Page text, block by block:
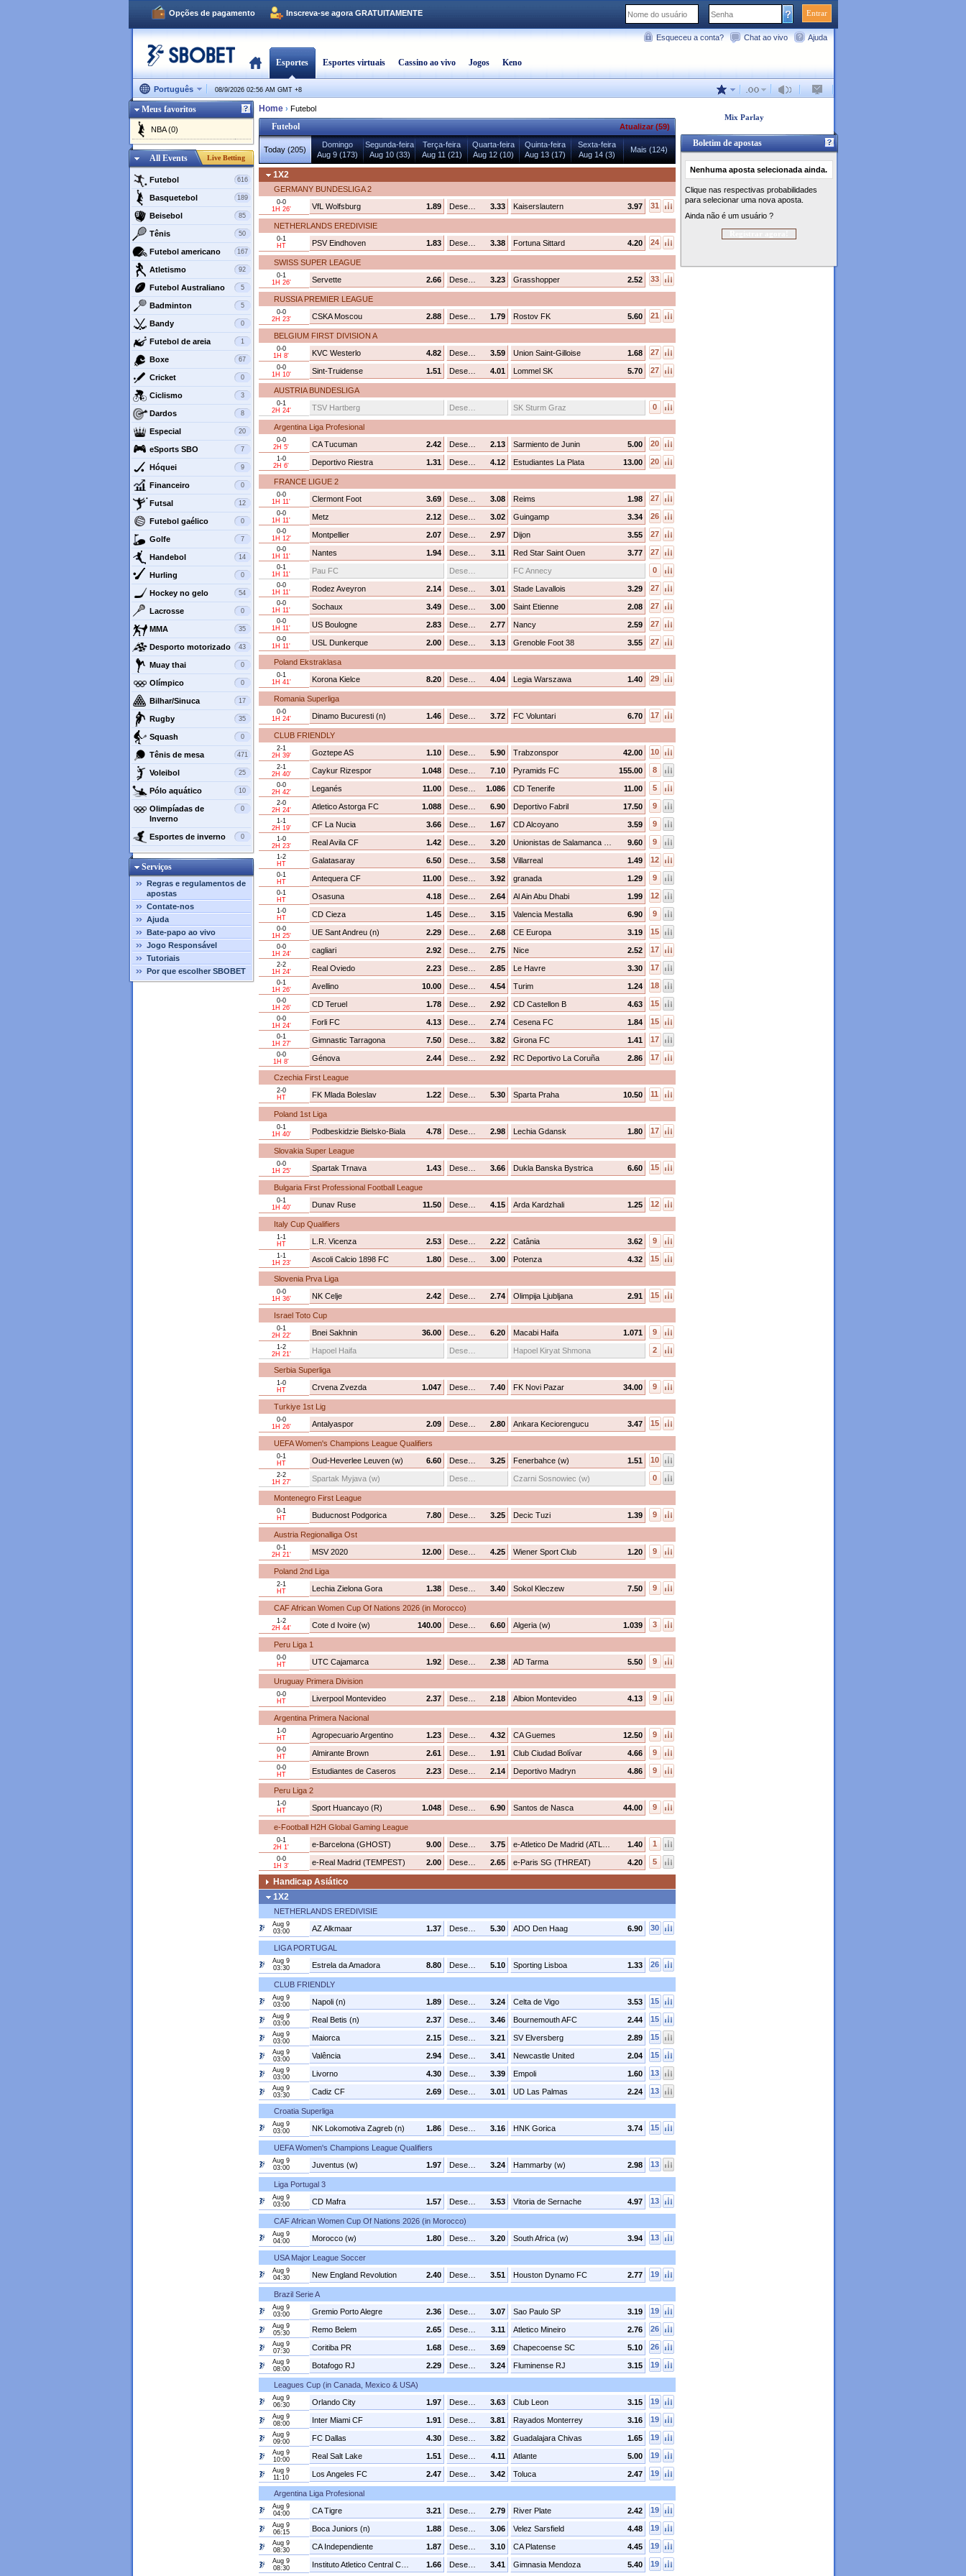
Entrar
Opções de pagamento Inscreva-se agora GRATUITAMENTE
Esqueceu a conta? Chat ao vivo Ajuda
Esportes Esportes virtuais Cassino ao vivo Jogos Keno
Português 08/9/2026 02:56 AM GMT +8
Meus favoritos
NBA (0)
All Events Live Betting
Futebol 616
Basquetebol 189
Beisebol 85
Tênis 50
Futebol americano 167
Atletismo 92
Futebol Australiano 5
Badminton 5
Bandy 0
Futebol de areia 1
Boxe 67
Cricket 0
Ciclismo 3
Dardos 8
Especial 20
eSports SBO 7
Hóquei 9
Financeiro 0
Futsal 12
Futebol gaélico 0
Golfe 7
Handebol 14
Hurling 0
Hockey no gelo 54
Lacrosse 0
MMA 35
Desporto motorizado 43
Muay thai 0
Olímpico 0
Bilhar/Sinuca 17
Rugby 35
Squash 0
Tênis de mesa 471
Voleibol 25
Pólo aquático 10
Olimpíadas de
Inverno
0
Esportes de inverno 0
Serviços
Regras e regulamentos de
apostas
Contate-nos
Ajuda
Bate-papo ao vivo
Jogo Responsável
Tutoriais
Por que escolher SBOBET
Home› Futebol
Futebol Atualizar (58)
Today (205)
Domingo
Aug 9 (173)
Segunda-feira
Aug 10 (33)
Terça-feira
Aug 11 (21)
Quarta-feira
Aug 12 (10)
Quinta-feira
Aug 13 (17)
Sexta-feira
Aug 14 (3)
Mais (124)
1X2
GERMANY BUNDESLIGA 2
0-0
1H 26'
1.89
VfL Wolfsburg 3.33
Desenhar 3.97
Kaiserslautern 31
NETHERLANDS EREDIVISIE
0-1
HT
1.83
PSV Eindhoven 3.38
Desenhar 4.20
Fortuna Sittard 24
SWISS SUPER LEAGUE
0-1
1H 26'
2.66
Servette 3.23
Desenhar 2.52
Grasshopper 33
RUSSIA PREMIER LEAGUE
0-0
2H 23'
2.88
CSKA Moscou 1.79
Desenhar 5.60
Rostov FK 21
BELGIUM FIRST DIVISION A
0-0
1H 8'
4.82
KVC Westerlo 3.59
Desenhar 1.68
Union Saint-Gilloise 27
0-0
1H 10'
1.51
Sint-Truidense 4.01
Desenhar 5.70
Lommel SK 27
AUSTRIA BUNDESLIGA
0-1
2H 24'
TSV Hartberg Desenhar SK Sturm Graz 0
Argentina Liga Profesional
0-0
2H 5'
2.42
CA Tucuman 2.13
Desenhar 5.00
Sarmiento de Junin 20
1-0
2H 6'
1.31
Deportivo Riestra 4.12
Desenhar 13.00
Estudiantes La Plata 20
FRANCE LIGUE 2
0-0
1H 11'
3.69
Clermont Foot 3.08
Desenhar 1.98
Reims 27
0-0
1H 11'
2.12
Metz 3.02
Desenhar 3.34
Guingamp 26
0-0
1H 12'
2.07
Montpellier 2.97
Desenhar 3.55
Dijon 27
0-0
1H 11'
1.94
Nantes 3.11
Desenhar 3.77
Red Star Saint Ouen 27
0-1
1H 11'
Pau FC Desenhar FC Annecy 0
0-0
1H 11'
2.14
Rodez Aveyron 3.01
Desenhar 3.29
Stade Lavallois 27
0-0
1H 11'
3.49
Sochaux 3.00
Desenhar 2.08
Saint Etienne 27
0-0
1H 11'
2.83
US Boulogne 2.77
Desenhar 2.59
Nancy 27
0-0
1H 11'
2.00
USL Dunkerque 3.13
Desenhar 3.55
Grenoble Foot 38 27
Poland Ekstraklasa
0-1
1H 41'
8.20
Korona Kielce 4.04
Desenhar 1.40
Legia Warszawa 29
Romania Superliga
0-0
1H 24'
1.46
Dinamo Bucuresti (n) 3.72
Desenhar 6.70
FC Voluntari 17
CLUB FRIENDLY
2-1
2H 39'
1.10
Goztepe AS 5.90
Desenhar 42.00
Trabzonspor 10
2-1
2H 40'
1.048
Caykur Rizespor 7.10
Desenhar 155.00
Pyramids FC 8
0-0
2H 42'
11.00
Leganés 1.086
Desenhar 11.00
CD Tenerife 5
2-0
2H 24'
1.088
Atletico Astorga FC 6.90
Desenhar 17.50
Deportivo Fabril 9
1-1
2H 19'
3.66
CF La Nucia 1.67
Desenhar 3.59
CD Alcoyano 9
1-0
2H 23'
1.42
Real Avila CF 3.20
Desenhar 9.60 9
1-2
HT
6.50
Galatasaray 3.58
Desenhar 1.49
Villarreal 12
0-1
HT
11.00
Antequera CF 3.92
Desenhar 1.29
granada 9
0-1
HT
4.18
Osasuna 2.64
Desenhar 1.99
Al Ain Abu Dhabi 12
1-0
HT
1.45
CD Cieza 3.15
Desenhar 6.90
Valencia Mestalla 9
0-0
1H 25'
2.29
UE Sant Andreu (n) 2.68
Desenhar 3.19
CE Europa 15
0-0
1H 24'
2.92
cagliari 2.75
Desenhar 2.52
Nice 17
2-2
1H 24'
2.23
Real Oviedo 2.85
Desenhar 3.30
Le Havre 17
0-1
1H 26'
10.00
Avellino 4.54
Desenhar 1.24
Turim 18
0-0
1H 26'
1.78
CD Teruel 2.92
Desenhar 4.63
CD Castellon B 15
0-0
1H 24'
4.13
Forli FC 2.74
Desenhar 1.84
Cesena FC 15
0-1
1H 27'
7.50
Gimnastic Tarragona 3.82
Desenhar 1.41
Girona FC 17
0-0
1H 8'
2.44
Génova 2.92
Desenhar 2.86
RC Deportivo La Coruña 17
Czechia First League
2-0
HT
1.22
FK Mlada Boleslav 5.30
Desenhar 10.50
Sparta Praha 11
Poland 1st Liga
0-1
1H 40'
4.78
Podbeskidzie Bielsko-Biala 2.98
Desenhar 1.80
Lechia Gdansk 17
Slovakia Super League
0-0
1H 25'
1.43
Spartak Trnava 3.66
Desenhar 6.60
Dukla Banska Bystrica 15
Bulgaria First Professional Football League
0-1
1H 40'
11.50
Dunav Ruse 4.15
Desenhar 1.25
Arda Kardzhali 12
Italy Cup Qualifiers
1-1
HT
2.53
L.R. Vicenza 2.22
Desenhar 3.62
Catânia 9
1-1
1H 23'
1.80
Ascoli Calcio 1898 FC 3.00
Desenhar 4.32
Potenza 15
Slovenia Prva Liga
0-0
1H 36'
2.42
NK Celje 2.74
Desenhar 2.91
Olimpija Ljubljana 15
Israel Toto Cup
0-1
2H 22'
36.00
Bnei Sakhnin 6.20
Desenhar 1.071
Macabi Haifa 9
1-2
2H 21'
Hapoel Haifa Desenhar Hapoel Kiryat Shmona 2
Serbia Superliga
1-0
HT
1.047
Crvena Zvezda 7.40
Desenhar 34.00
FK Novi Pazar 9
Turkiye 1st Lig
0-0
1H 26'
2.09
Antalyaspor 2.80
Desenhar 3.47
Ankara Keciorengucu 15
UEFA Women's Champions League Qualifiers
0-1
HT
6.60
Oud-Heverlee Leuven (w) 3.25
Desenhar 1.51
Fenerbahce (w) 10
2-2
1H 27'
Spartak Myjava (w) Desenhar Czarni Sosnowiec (w) 0
Montenegro First League
0-1
HT
7.80
Buducnost Podgorica 3.25
Desenhar 1.39
Decic Tuzi 9
Austria Regionalliga Ost
0-1
2H 21'
12.00
MSV 2020 4.25
Desenhar 1.20
Wiener Sport Club 9
Poland 2nd Liga
2-1
HT
1.38
Lechia Zielona Gora 3.40
Desenhar 7.50
Sokol Kleczew 9
CAF African Women Cup Of Nations 2026 (in Morocco)
1-2
2H 44'
140.00
Cote d Ivoire (w) 6.60
Desenhar 1.039
Algeria (w) 3
Peru Liga 1
0-0
HT
1.92
UTC Cajamarca 2.38
Desenhar 5.50
AD Tarma 9
Uruguay Primera Division
0-0
HT
2.37
Liverpool Montevideo 2.18
Desenhar 4.13
Albion Montevideo 9
Argentina Primera Nacional
1-0
HT
1.23
Agropecuario Argentino 4.32
Desenhar 12.50
CA Guemes 9
0-0
HT
2.61
Almirante Brown 1.91
Desenhar 4.66
Club Ciudad Bolívar 9
0-0
HT
2.23
Estudiantes de Caseros 2.14
Desenhar 4.86
Deportivo Madryn 9
Peru Liga 2
1-0
HT
1.048
Sport Huancayo (R) 6.90
Desenhar 44.00
Santos de Nasca 9
e-Football H2H Global Gaming League
0-1
2H 1'
9.00
e-Barcelona (GHOST) 3.75
Desenhar 1.40 1
0-0
1H 3'
2.00
e-Real Madrid (TEMPEST) 2.65
Desenhar 4.20
e-Paris SG (THREAT) 5
Handicap Asiático
1X2
NETHERLANDS EREDIVISIE
Aug 9
03:00
1.37
AZ Alkmaar 5.30
Desenhar 6.90
ADO Den Haag 30
LIGA PORTUGAL
Aug 9
03:30
8.80
Estrela da Amadora 5.10
Desenhar 1.33
Sporting Lisboa 26
CLUB FRIENDLY
Aug 9
03:00
1.89
Napoli (n) 3.24
Desenhar 3.53
Celta de Vigo 15
Aug 9
03:00
2.37
Real Betis (n) 3.46
Desenhar 2.44
Bournemouth AFC 15
Aug 9
03:00
2.15
Maiorca 3.21
Desenhar 2.89
SV Elversberg 15
Aug 9
03:00
2.94
Valência 3.41
Desenhar 2.04
Newcastle United 15
Aug 9
03:00
4.30
Livorno 3.39
Desenhar 1.60
Empoli 13
Aug 9
03:30
2.69
Cadiz CF 3.01
Desenhar 2.24
UD Las Palmas 13
Croatia Superliga
Aug 9
03:00
1.86
NK Lokomotiva Zagreb (n) 3.16
Desenhar 3.74
HNK Gorica 15
UEFA Women's Champions League Qualifiers
Aug 9
03:00
1.97
Juventus (w) 3.24
Desenhar 2.98
Hammarby (w) 13
Liga Portugal 3
Aug 9
03:00
1.57
CD Mafra 3.53
Desenhar 4.97
Vitoria de Sernache 13
CAF African Women Cup Of Nations 2026 (in Morocco)
Aug 9
04:00
1.80
Morocco (w) 3.20
Desenhar 3.94
South Africa (w) 13
USA Major League Soccer
Aug 9
04:30
2.40
New England Revolution 3.51
Desenhar 2.77
Houston Dynamo FC 19
Brazil Serie A
Aug 9
03:00
2.36
Gremio Porto Alegre 3.07
Desenhar 3.19
Sao Paulo SP 19
Aug 9
05:30
2.65
Remo Belem 3.11
Desenhar 2.76
Atletico Mineiro 26
Aug 9
07:30
1.68
Coritiba PR 3.69
Desenhar 5.10
Chapecoense SC 26
Aug 9
08:00
2.29
Botafogo RJ 3.24
Desenhar 3.15
Fluminense RJ 19
Leagues Cup (in Canada, Mexico & USA)
Aug 9
06:30
1.97
Orlando City 3.63
Desenhar 3.15
Club Leon 19
Aug 9
08:00
1.91
Inter Miami CF 3.81
Desenhar 3.16
Rayados Monterrey 19
Aug 9
09:00
4.30
FC Dallas 3.82
Desenhar 1.65
Guadalajara Chivas 19
Aug 9
10:00
1.51
Real Salt Lake 4.11
Desenhar 5.00
Atlante 19
Aug 9
11:10
2.47
Los Angeles FC 3.42
Desenhar 2.47
Toluca 19
Argentina Liga Profesional
Aug 9
04:00
3.21
CA Tigre 2.79
Desenhar 2.42
River Plate 19
Aug 9
06:15
1.88
Boca Juniors (n) 3.06
Desenhar 4.48
Velez Sarsfield 19
Aug 9
08:30
1.87
CA Independiente 3.10
Desenhar 4.45
CA Platense 19
Aug 9
08:30
1.66
Instituto Atletico Central Cordoba 3.41
Desenhar 5.40
Gimnasia Mendoza 19
Mix Parlay
Boletim de apostas
Nenhuma aposta selecionada ainda.
Clique nas respectivas probabilidades
para selecionar uma nova aposta.
Ainda não é um usuário ?